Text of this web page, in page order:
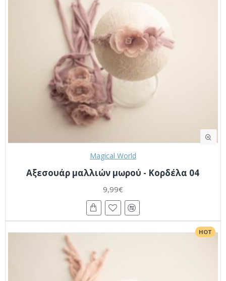
Magical World
Αξεσουάρ μαλλιών μωρού - Κορδέλα 04
9,99€
HOT